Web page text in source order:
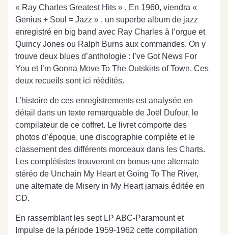
« Ray Charles Greatest Hits » . En 1960, viendra «
Genius + Soul = Jazz » , un superbe album de jazz
enregistré en big band avec Ray Charles à l’orgue et
Quincy Jones ou Ralph Burns aux commandes. On y
trouve deux blues d’anthologie : I’ve Got News For
You et I’m Gonna Move To The Outskirts of Town. Ces
deux recueils sont ici réédités.
L’histoire de ces enregistrements est analysée en
détail dans un texte remarquable de Joël Dufour, le
compilateur de ce coffret. Le livret comporte des
photos d’époque, une discographie complète et le
classement des différents morceaux dans les Charts.
Les complétistes trouveront en bonus une alternate
stéréo de Unchain My Heart et Going To The River,
une alternate de Misery in My Heart jamais éditée en
CD.
En rassemblant les sept LP ABC-Paramount et
Impulse de la période 1959-1962 cette compilation